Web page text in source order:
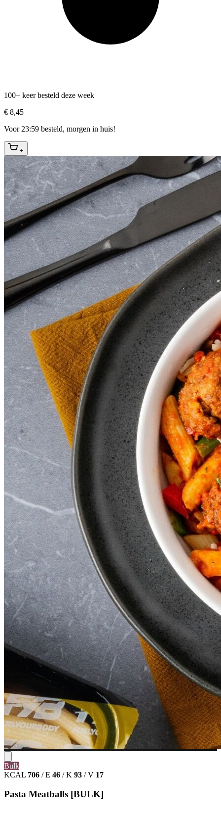
100+ keer besteld deze week
€ 8,45
Voor 23:59 besteld, morgen in huis!
+
Bulk
KCAL 706 / E 46 / K 93 / V 17
Pasta Meatballs [BULK]